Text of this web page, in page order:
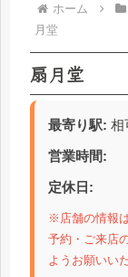
ホーム
月堂
扇月堂
最寄り駅: 相
営業時間:
定休日:
※店舗の情報
予約・ご来店
ようお願いい